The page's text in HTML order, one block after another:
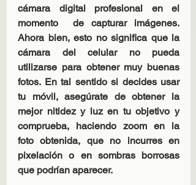
cámara digital profesional en el
momento  de capturar imágenes.
Ahora bien, esto no significa que la
cámara del celular no pueda
utilizarse para obtener muy buenas
fotos. En tal sentido si decides usar
tu móvil, asegúrate de obtener la
mejor nitidez y luz en tu objetivo y
comprueba, haciendo zoom en la
foto obtenida, que no incurres en
pixelación o en sombras borrosas
que podrían aparecer.